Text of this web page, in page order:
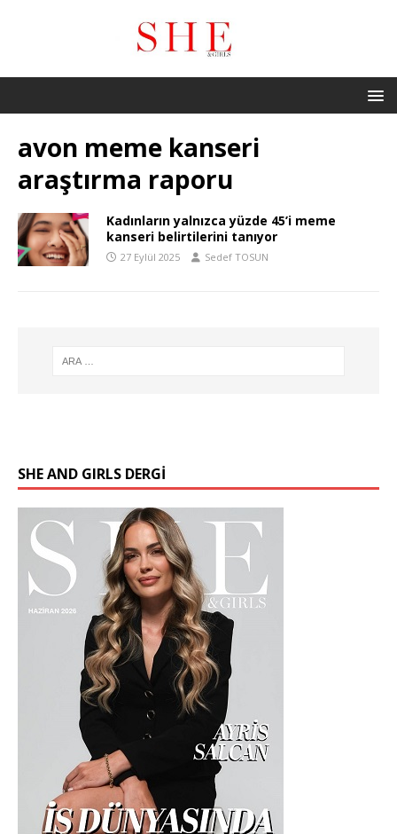
avon meme kanseri
araştırma raporu
Kadınların yalnızca yüzde 45’i meme
kanseri belirtilerini tanıyor
27 Eylül 2025 Sedef TOSUN
SHE AND GIRLS DERGİ